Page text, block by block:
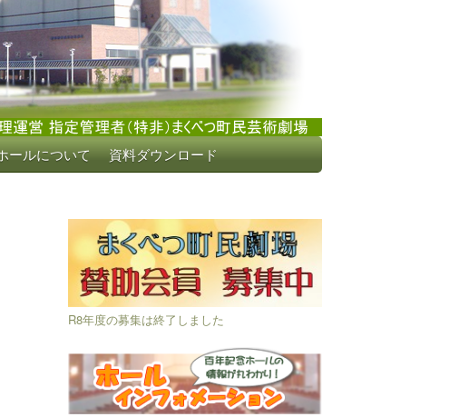
ールについて 資料ダウンロード
R8年度の募集は終了しました